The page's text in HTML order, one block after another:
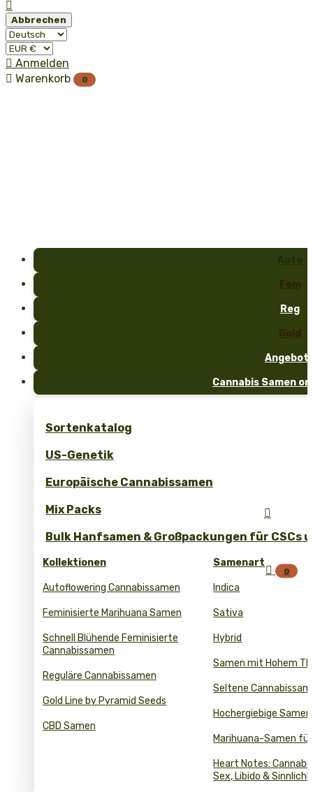

Abbrechen
 Anmelden
 Warenkorb 0
Fem
Reg
Gold
Cannabis Samen
Sortenkatalog
US-Genetik
Europäische Cannabissamen
Mix Packs
Bulk Hanfsamen & Großpackungen für CSCs
Kollektionen
Autoflowering Cannabissamen
Feminisierte Marihuana Samen
Schnell Blühende Feminisierte
Cannabissamen
Reguläre Cannabissamen
Gold Line by Pyramid Seeds
CBD Samen
Samenart
Indica
Sativa
Hybrid
Samen mit Hohem
Seltene
Hochergiebige Samen
Marihuana-Samen
Heart Notes:
Sex, Libido &

 0